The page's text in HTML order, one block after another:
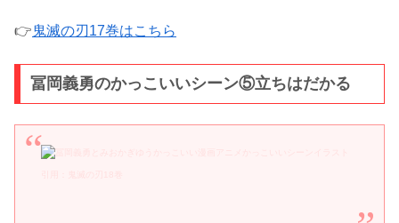
👉鬼滅の刃17巻はこちら
冨岡義勇のかっこいいシーン⑤立ちはだかる